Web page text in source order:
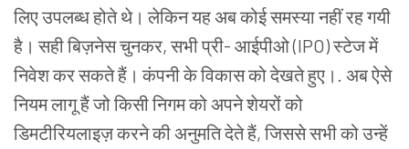
लिए उपलब्ध होते थे। लेकिन यह अब कोई समस्या नहीं रह गयी
है। सही बिज़नेस चुनकर, सभी प्री- आईपीओ (IPO) स्टेज में
निवेश कर सकते हैं। कंपनी के विकास को देखते हुए।. अब ऐसे
नियम लागू हैं जो किसी निगम को अपने शेयरों को
डिमटीरियलाइज़ करने की अनुमति देते हैं, जिससे सभी को उन्हें